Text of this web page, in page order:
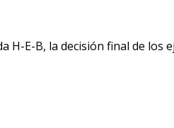
E-B, la decisión final de los